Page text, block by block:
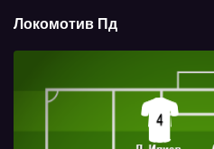
Локомотив Пд